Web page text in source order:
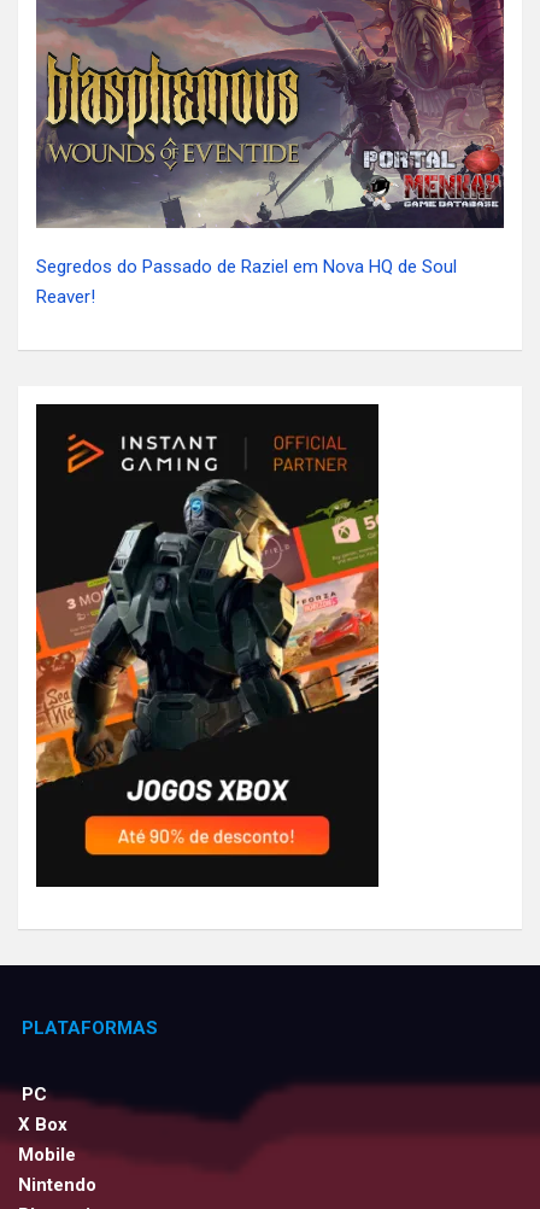
Segredos do Passado de Raziel em Nova HQ de Soul
Reaver!
PLATAFORMAS
PC
X Box
Mobile
Nintendo